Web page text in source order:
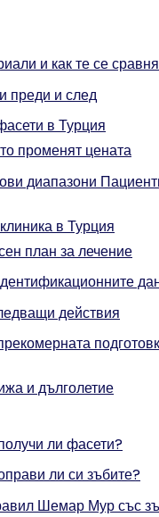
и как те се
преди и след
в Турция
променят цената
диапазони
в Турция
план за лечение
действия
и дълголетие
ли фасети?
ли си зъбите?
Шемар Мур със